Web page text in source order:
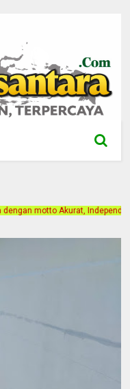
Alamat Kantor